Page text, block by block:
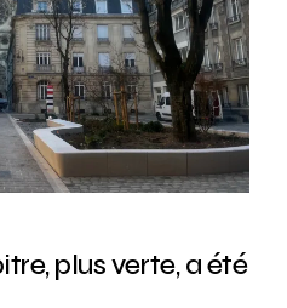
plus verte, a été